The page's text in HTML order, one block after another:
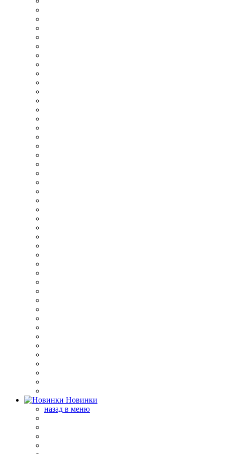
Новинки
назад в меню